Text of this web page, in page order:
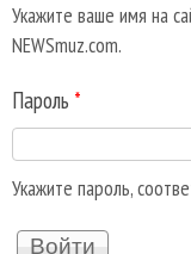
Укажите ваше имя на
NEWSmuz.com.
Пароль *
Укажите пароль,